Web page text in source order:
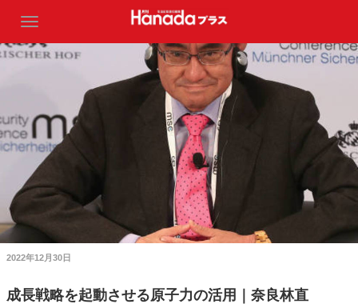
2022年12月30日
成長戦略を起動させる原子力の活用｜奈良林直